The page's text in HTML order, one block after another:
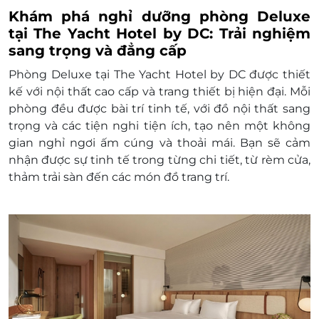
Văn phòng HCM: 028 6680 8757 / 0387 881
956
Liên hệ check tình trạng phòng trống trước
khi mua voucher
Điều kiện khác:
Áp dụng 01 E-Voucher/E-Coupon cho 02
khách
Một khách hàng được mua nhiều E-
Voucher/E-Coupon
E-Voucher/E-Coupon không có giá trị quy
khuyến mại khác.
Khám phá nghỉ dưỡng phòng Deluxe
tại The Yacht Hotel by DC: Trải nghiệm
sang trọng và đẳng cấp
Phòng Deluxe tại The Yacht Hotel by DC được thiết
kế với nội thất cao cấp và trang thiết bị hiện đại. Mỗi
phòng đều được bài trí tinh tế, với đồ nội thất sang
trọng và các tiện nghi tiện ích, tạo nên một không
gian nghỉ ngơi ấm cúng và thoải mái. Bạn sẽ cảm
nhận được sự tinh tế trong từng chi tiết, từ rèm cửa,
thảm trải sàn đến các món đồ trang trí.